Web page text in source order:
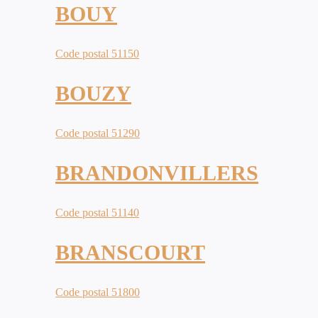
BOUY
Code postal 51150
BOUZY
Code postal 51290
BRANDONVILLERS
Code postal 51140
BRANSCOURT
Code postal 51800